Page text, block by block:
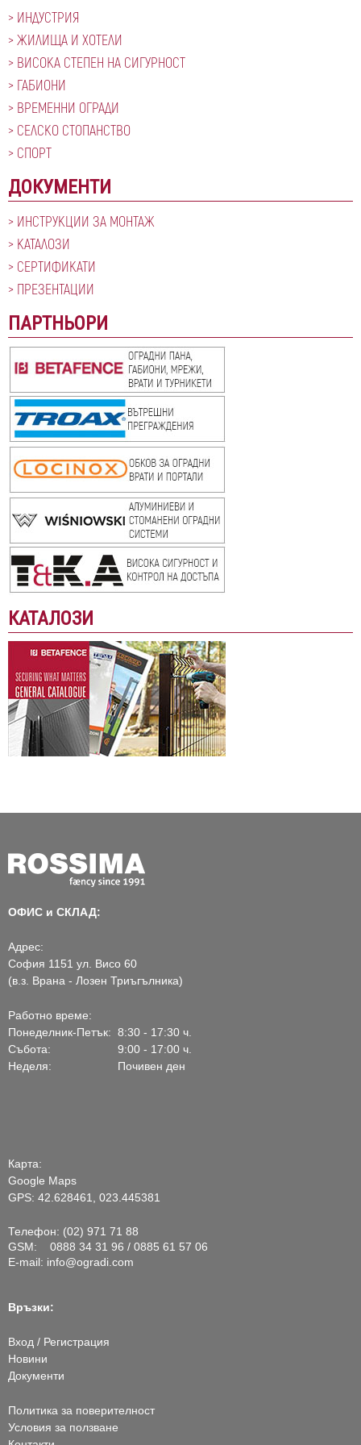
ИНДУСТРИЯ
ЖИЛИЩА И ХОТЕЛИ
ВИСОКА СТЕПЕН НА СИГУРНОСТ
ГАБИОНИ
ВРЕМЕННИ ОГРАДИ
СЕЛСКО СТОПАНСТВО
СПОРТ
ДОКУМЕНТИ
ИНСТРУКЦИИ ЗА МОНТАЖ
КАТАЛОЗИ
СЕРТИФИКАТИ
ПРЕЗЕНТАЦИИ
ПАРТНЬОРИ
КАТАЛОЗИ
ОФИС и СКЛАД:
Адрес:
София 1151 ул. Висо 60
(в.з. Врана - Лозен Триъгълника)
Работно време:
Понеделник-Петък: 8:30 - 17:30 ч.
Събота:
9:00 - 17:00 ч.
Неделя:
Почивен ден
Карта:
Google Maps
GPS: 42.628461, 023.445381
Телефон: (02) 971 71 88
GSM: 0888 34 31 96 / 0885 61 57 06
E-mail: info@ogradi.com
Връзки:
Вход / Регистрация
Новини
Документи
Политика за поверителност
Условия за ползване